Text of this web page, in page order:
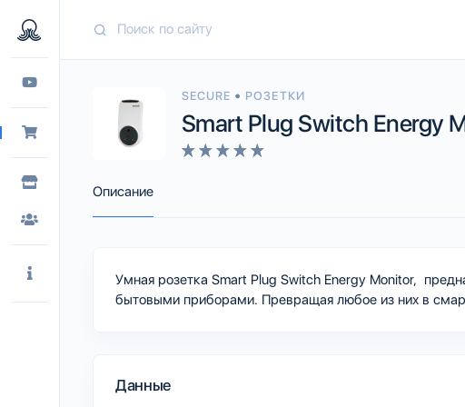
SECURE • РОЗЕТКИ
Smart Plug Switch Energy
Описание
Умная розетка Smart Plug Switch Energy Monitor,
бытовыми приборами. Превращая любое из них в
Данные